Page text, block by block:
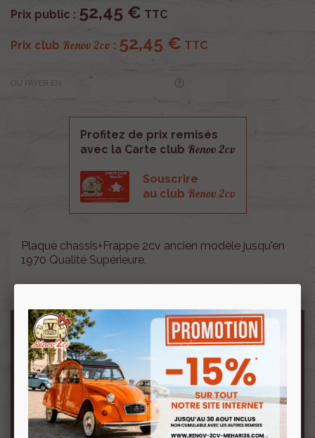
Prix public : 52,45 € TTC
Prix club Renov 2cv : 52,45 € TTC
Profitez de prix remisés
avec la Carte club Renov 2cv
Souscrire
au club Renov 2cv
Plaque chassis+Frappe 2cv ancien modèle jusqu'en
1970 Qualité Supérieure.
Personnalisation
N'oubliez pas de sauvegarder votre personnalisation
pour pouvoir l'ajouter au panier.
COPIE CARTE GRISE